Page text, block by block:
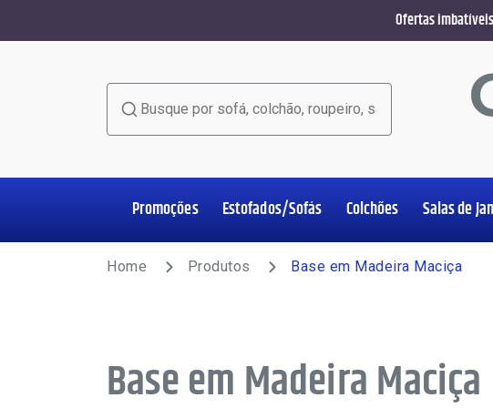
Ofertas
Home Office
Promoções Estofados/Sofás
Estofados/Sofás
Colchões
Colchões
Salas de
Salas de Jantar
Poltronas
Racks e Painéis
Roupeiros
Complementos
Home Produtos Base em Madeira Maciça
Base em Madeira Maciça